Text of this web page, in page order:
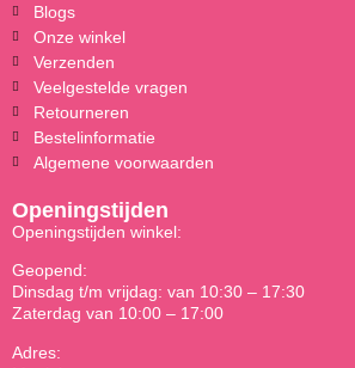
Blogs
Onze winkel
Verzenden
Veelgestelde vragen
Retourneren
Bestelinformatie
Algemene voorwaarden
Openingstijden
Openingstijden winkel:
Geopend:
Dinsdag t/m vrijdag: van 10:30 – 17:30
Zaterdag van 10:00 – 17:00
Adres: